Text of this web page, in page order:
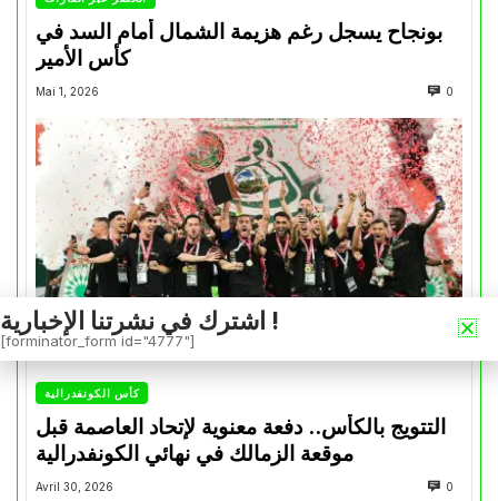
بونجاح يسجل رغم هزيمة الشمال أمام السد في
كأس الأمير
Mai 1, 2026 0
كأس الكونفدرالية
التتويج بالكأس.. دفعة معنوية لإتحاد العاصمة قبل
موقعة الزمالك في نهائي الكونفدرالية
Avril 30, 2026 0
اشترك في نشرتنا الإخبارية !
[forminator_form id="4777"]